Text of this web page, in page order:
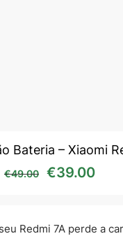
Bateria – Xiaomi
€49.00 O preço
€39.00
Redmi 7A perde a